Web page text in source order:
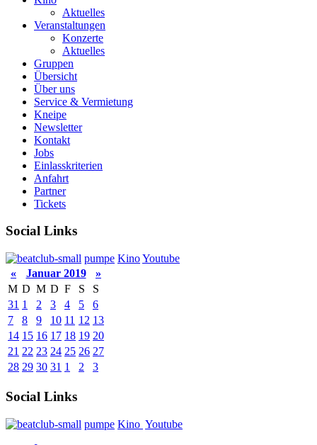
Aktuelles
Veranstaltungen
Konzerte
Aktuelles
Gruppen
Übersicht
Über uns
Service & Vermietung
Kneipe
Newsletter
Kontakt
Jobs
Einlasskriterien
Anfahrt
Partner
Tickets
Social Links
pumpe KinoYoutube
«
Januar 2019
»
M D M D F S
S
31 1 2 3 4 5
6
7
8 9 10 11 12 13
14 15 16 17 18 19 20
21 22 23 24 25 26 27
28 29 30 31 1 2 3
Social Links
pumpe Kino Youtube